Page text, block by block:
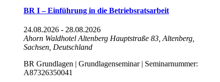
BR I – Einführung in die Betriebsratsarbeit
24.08.2026 - 28.08.2026
Ahorn Waldhotel Altenberg Hauptstraße 83, Altenberg,
Sachsen, Deutschland
BR Grundlagen | Grundlagenseminar | Seminarnummer:
A87326350041